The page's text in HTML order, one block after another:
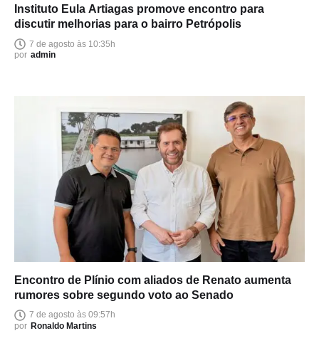
Instituto Eula Artiagas promove encontro para
discutir melhorias para o bairro Petrópolis
7 de agosto às 10:35h
por admin
Encontro de Plínio com aliados de Renato aumenta
rumores sobre segundo voto ao Senado
7 de agosto às 09:57h
por Ronaldo Martins